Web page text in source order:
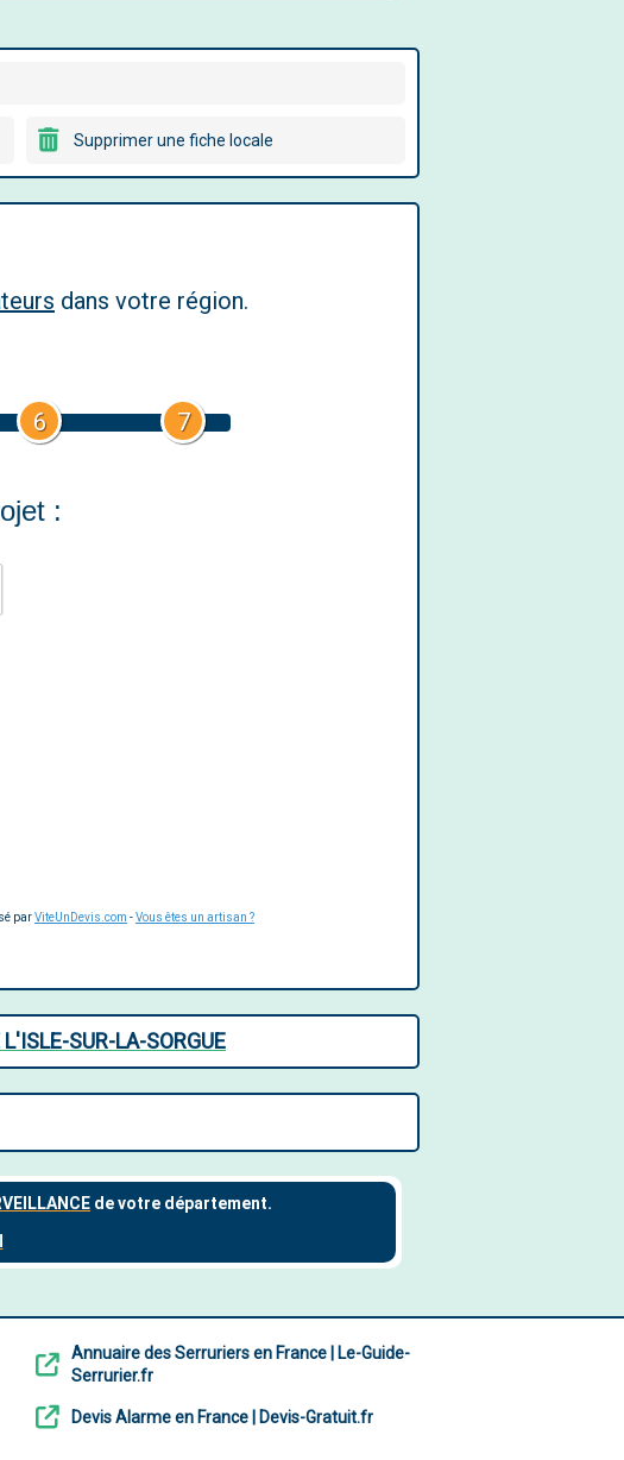
Supprimer une fiche locale
dans votre région.
6 7
:
parViteUnDevis.com -Vous êtes un artisan ?
SUR-LA-SORGUE
Annuaire des Serruriers en France | Le-Guide-
Serrurier.fr
Devis Alarme en France | Devis-Gratuit.fr